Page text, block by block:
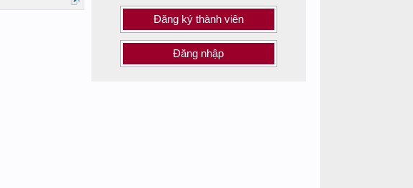
Đăng ký thành viên
Đăng nhập